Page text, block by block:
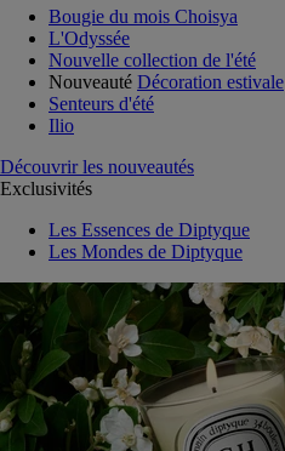
Bougie du mois Choisya
L'Odyssée
Nouvelle collection de l'été
Nouveauté Décoration estivale
Senteurs d'été
Ilio
Découvrir les nouveautés
Exclusivités
Les Essences de Diptyque
Les Mondes de Diptyque